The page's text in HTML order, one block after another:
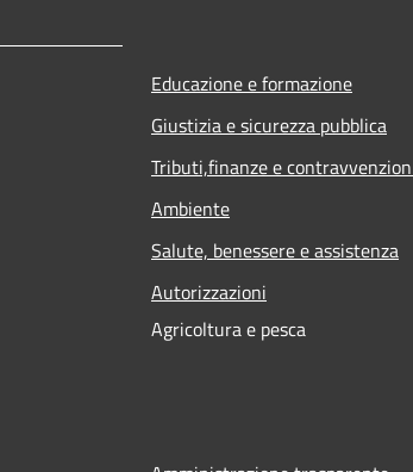
Educazione e formazione
Giustizia e sicurezza pubblica
Tributi,finanze e
Ambiente
Salute, benessere e assistenza
Autorizzazioni
Agricoltura e pesca